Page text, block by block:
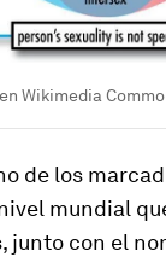
Wikimedia
de los
mundial
junto con el